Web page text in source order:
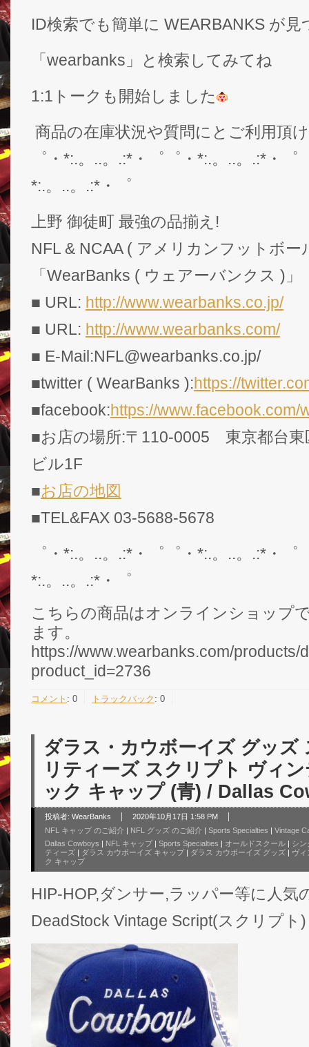
ID検索でも簡単に WEARBANKS が
「wearbanks」と検索してみてね
1:1トークも開始しました
商品の在庫状況や質問にとご利用頂
゜・*:.。..。.:*・゜゜・*:.。..。.:*・
*:.。..。.:*・゜
上野 御徒町 最強の品揃え!
NFL & NCAA ( アメリカンフットボー
「WearBanks ( ウェアーバンクス )」
■ URL: http://www.wearbanks.co.jp/
■ URL: http://www.wearbanks.com/
■ E-Mail:NFL@wearbanks.co.jp/
■twitter ( WearBanks ):https://
■facebook:https://www.facebook.com/
■お店の場所:〒110-0005 東京都台
ビル1F
■お店の地図
■TEL&FAX 03-5688-5678
゜・*:.。..。.:*・゜゜・*:.。..。.:*・
*:.。..。.:*・゜
こちらの商品はオンラインショップ
ます。
https://www.wearbanks.com/products/
product_id=2736
コメント : 0 トラックバック : 0
ダラス・カウボーイズ グッズ
リティーズ スクリプト ヴィ
ック キャップ (青) / Dallas
投稿者: WearBanks
2020年10月17日 1:58 PM
NFL キャップ のご紹介 | NFL グッズ のご紹介 | Sports Specialties | Vintage
Dallas Cowboys | NFL キャップ | Sports Specialties | オールドスクール | シン
ティーズ | ダラス カウボーイズ キャップ | ダラス カウボーイズ グッズ | ヴィ
ク キャップ
HIP-HOP,ダンサー,ラッパー等に人気
DeadStock Vintage Script(スクリプト